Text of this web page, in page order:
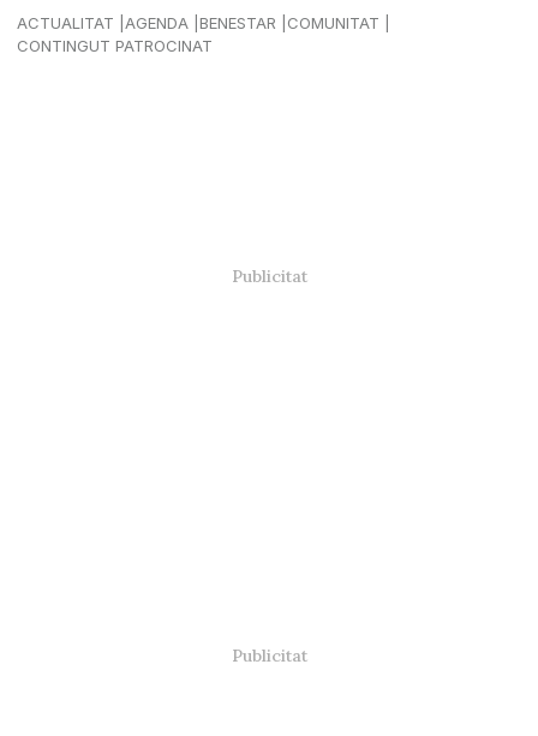
ACTUALITAT AGENDA BENESTAR
COMUNITAT
CONTINGUT PATROCINAT